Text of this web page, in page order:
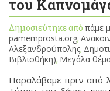
του
Δημοσιεύτηκε από πάμε
pamemprosta.org,
Αλεξανδρούπολης,
Βιβλιοθήκη), Μεγάλα
Παραλάβαμε πριν από